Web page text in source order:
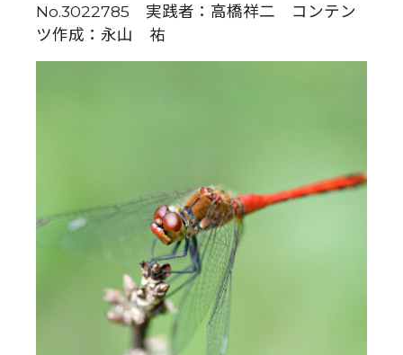
No.3022785 実践者：高橋祥二 コンテン
ツ作成：永山 祐